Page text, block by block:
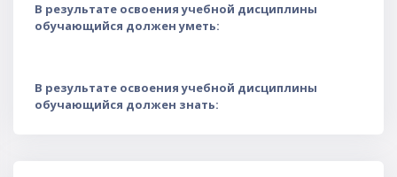
В результате освоения учебной дисциплины
обучающийся должен уметь:
В результате освоения учебной дисциплины
обучающийся должен знать: